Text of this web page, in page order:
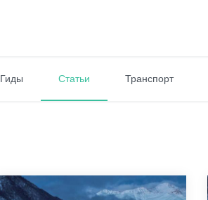
Гиды Статьи Транспорт